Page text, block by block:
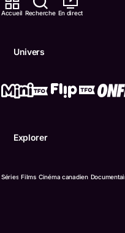
Accueil Recherche En direct
Univers
Explorer
Séries Films Cinéma canadien
Contactez-nous
Boukili
Confidentialité